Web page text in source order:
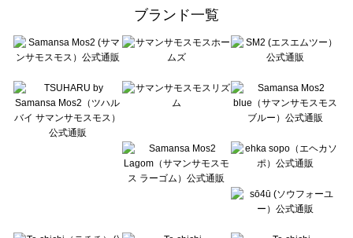
sō4ū（ソウフォーユー）のストール・マフラー一覧
Te chichi（テチチ）のストール・マフラー一覧
Te chichi CLASSIC（テチチ クラシック）のストール・マフラー一覧
Lugnoncure（ルノンキュール）のストール・マフラー一覧
BETTY'S BLUE（べティーズブルー）のストール・マフラー一覧
Wpc.（ワールドパーティー）のストール・マフラー一覧
ブランド一覧